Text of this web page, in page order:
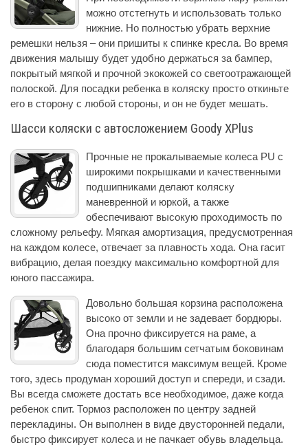
можно отстегнуть и использовать только
нижние. Но полностью убрать верхние
ремешки нельзя – они пришиты к спинке кресла. Во время
движения малышу будет удобно держаться за бампер,
покрытый мягкой и прочной экокожей со светоотражающей
полоской. Для посадки ребенка в коляску просто откиньте
его в сторону с любой стороны, и он не будет мешать.
Шасси коляски с автосложением Goody XPlus
Прочные не прокалываемые колеса PU с
широкими покрышками и качественными
подшипниками делают коляску
маневренной и юркой, а также
обеспечивают высокую проходимость по
сложному рельефу. Мягкая амортизация, предусмотренная
на каждом колесе, отвечает за плавность хода. Она гасит
вибрацию, делая поездку максимально комфортной для
юного пассажира.
Довольно большая корзина расположена
высоко от земли и не задевает бордюры.
Она прочно фиксируется на раме, а
благодаря большим сетчатым боковинам
сюда поместится максимум вещей. Кроме
того, здесь продуман хороший доступ и спереди, и сзади.
Вы всегда сможете достать все необходимое, даже когда
ребенок спит. Тормоз расположен по центру задней
перекладины. Он выполнен в виде двусторонней педали,
быстро фиксирует колеса и не пачкает обувь владельца.